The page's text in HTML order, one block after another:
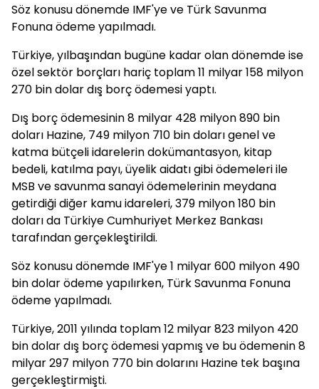
Söz konusu dönemde IMF'ye ve Türk Savunma
Fonuna ödeme yapılmadı.
Türkiye, yılbaşından bugüne kadar olan dönemde ise
özel sektör borçları hariç toplam 11 milyar 158 milyon
270 bin dolar dış borç ödemesi yaptı.
Dış borç ödemesinin 8 milyar 428 milyon 890 bin
doları Hazine, 749 milyon 710 bin doları genel ve
katma bütçeli idarelerin dokümantasyon, kitap
bedeli, katılma payı, üyelik aidatı gibi ödemeleri ile
MSB ve savunma sanayi ödemelerinin meydana
getirdiği diğer kamu idareleri, 379 milyon 180 bin
doları da Türkiye Cumhuriyet Merkez Bankası
tarafından gerçekleştirildi.
Söz konusu dönemde IMF'ye 1 milyar 600 milyon 490
bin dolar ödeme yapılırken, Türk Savunma Fonuna
ödeme yapılmadı.
Türkiye, 2011 yılında toplam 12 milyar 823 milyon 420
bin dolar dış borç ödemesi yapmış ve bu ödemenin 8
milyar 297 milyon 770 bin dolarını Hazine tek başına
gerçekleştirmişti.